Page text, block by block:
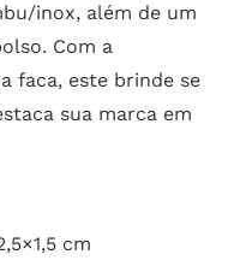
inox, além de um
Com a
faca, este brinde se
sua marca em
cm